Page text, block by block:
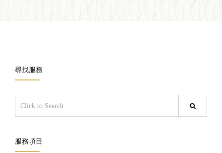
尋找服務
服務項目